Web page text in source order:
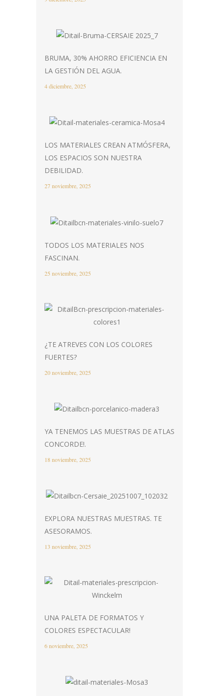
BRUMA, 30% AHORRO EFICIENCIA EN
LA GESTIÓN DEL AGUA.
4 diciembre, 2025
LOS MATERIALES CREAN ATMÓSFERA,
LOS ESPACIOS SON NUESTRA
DEBILIDAD.
27 noviembre, 2025
TODOS LOS MATERIALES NOS
FASCINAN.
25 noviembre, 2025
¿TE ATREVES CON LOS COLORES
FUERTES?
20 noviembre, 2025
YA TENEMOS LAS MUESTRAS DE ATLAS
CONCORDE!.
18 noviembre, 2025
EXPLORA NUESTRAS MUESTRAS. TE
ASESORAMOS.
13 noviembre, 2025
UNA PALETA DE FORMATOS Y
COLORES ESPECTACULAR!
6 noviembre, 2025